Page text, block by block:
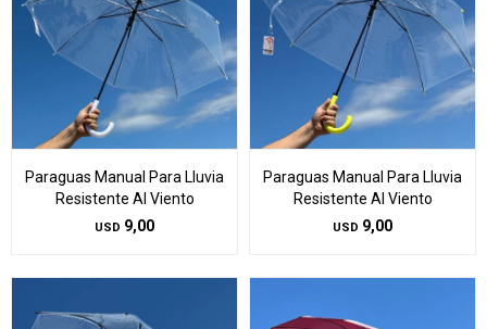
Paraguas Manual Para Lluvia
Resistente Al Viento
USD 9,00
Paraguas Manual Para Lluvia
Resistente Al Viento
USD 9,00